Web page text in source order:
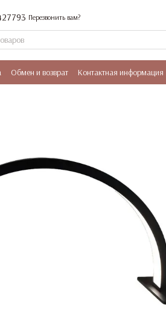
Перезвонить вам?
Обмен и возврат Контактная информация